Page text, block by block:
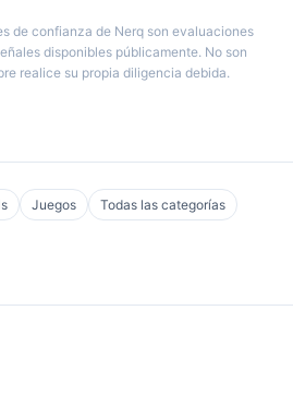
de confianza de Nerq son evaluaciones
disponibles públicamente. No son
realice su propia diligencia debida.
Juegos
Todas las categorías